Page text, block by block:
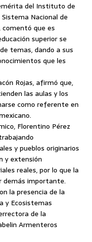
del Instituto de
Nacional de
comentó que es
superior se
temas, dando a sus
que les
Rojas, afirmó que,
las aulas y los
como referente en
Florentino Pérez
y pueblos originarios
y extensión
reales, por lo que la
demás importante.
la presencia de la
y Ecosistemas
de la
Armenteros